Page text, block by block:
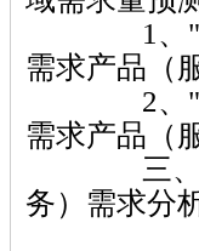
1、"十五
需求产品（
2、"十五
需求产品（
三、重点
务）需求分